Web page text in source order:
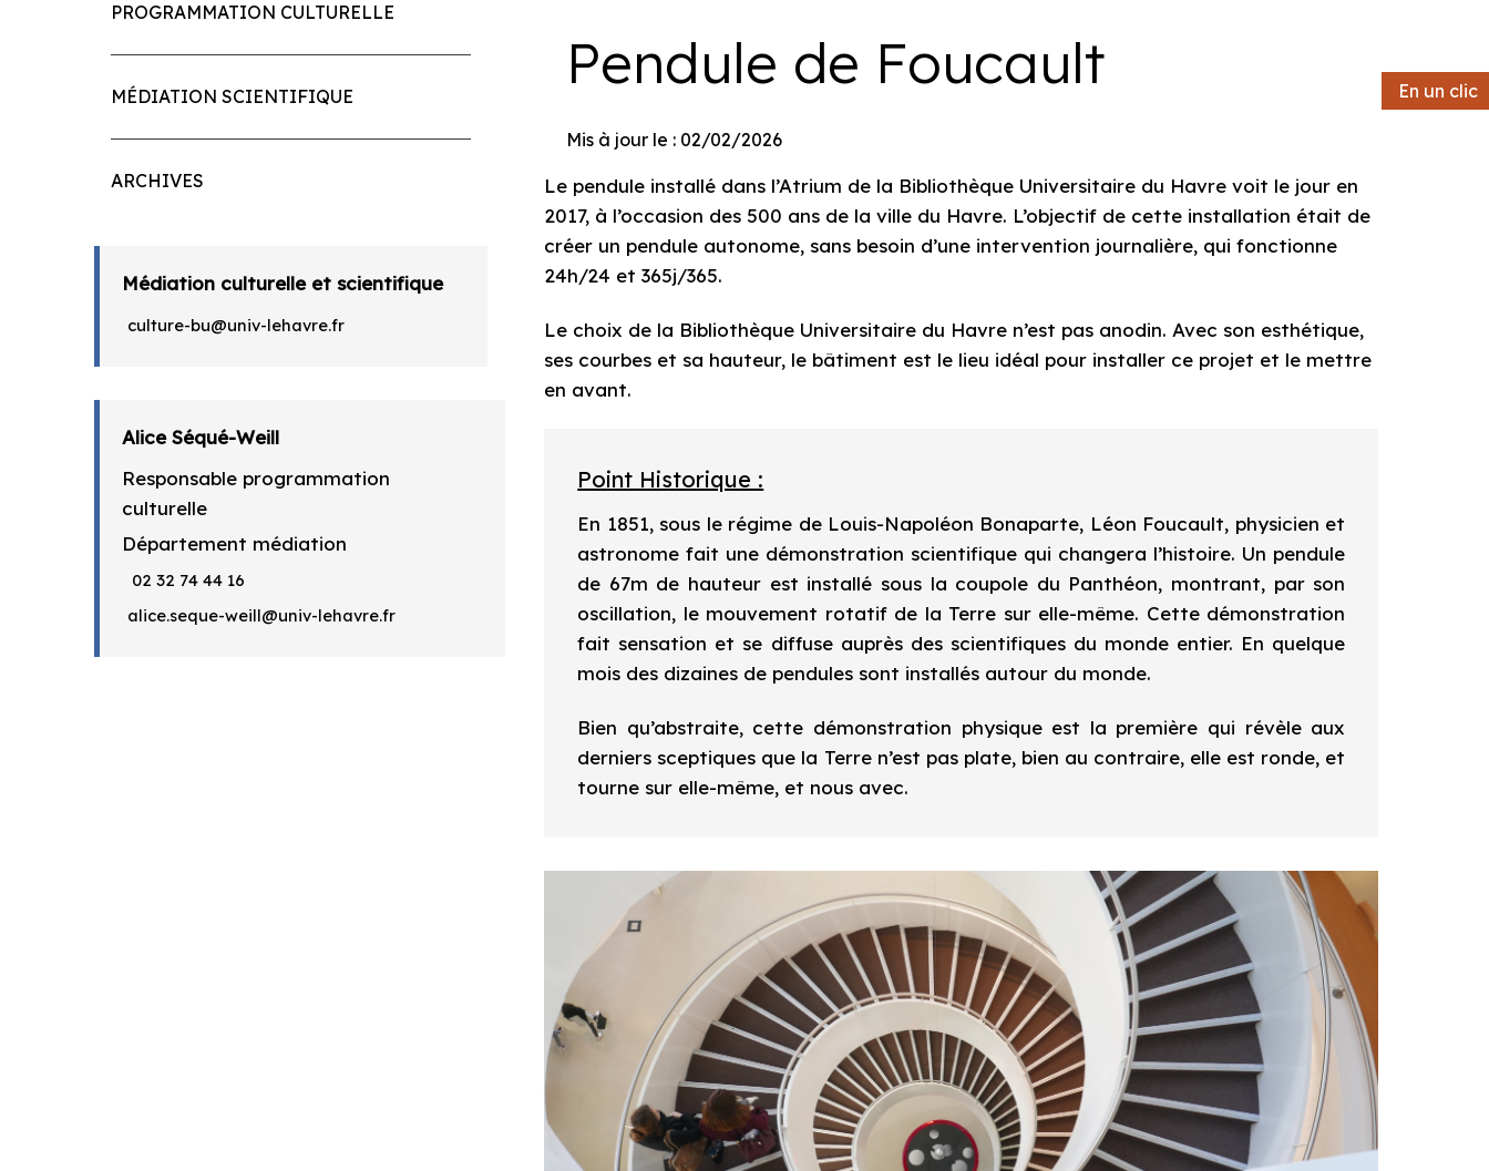
PROGRAMMATION CULTURELLE
MÉDIATION SCIENTIFIQUE
ARCHIVES
Médiation culturelle et scientifique
culture-bu@univ-lehavre.fr
Alice Séqué-Weill
Responsable programmation
culturelle
Département médiation
02 32 74 44 16
alice.seque-weill@univ-lehavre.fr
Pendule de Foucault
Mis à jour le : 02/02/2026
Le pendule installé dans l’Atrium de la Bibliothèque Universitaire du Havre voit le jour en
2017, à l’occasion des 500 ans de la ville du Havre. L’objectif de cette installation était de
créer un pendule autonome, sans besoin d’une intervention journalière, qui fonctionne
24h/24 et 365j/365.
Le choix de la Bibliothèque Universitaire du Havre n’est pas anodin. Avec son esthétique,
ses courbes et sa hauteur, le bâtiment est le lieu idéal pour installer ce projet et le mettre
en avant.
Point Historique :
En 1851, sous le régime de Louis-Napoléon Bonaparte, Léon Foucault, physicien et
astronome fait une démonstration scientifique qui changera l’histoire. Un pendule
de 67m de hauteur est installé sous la coupole du Panthéon, montrant, par son
oscillation, le mouvement rotatif de la Terre sur elle-même. Cette démonstration
fait sensation et se diffuse auprès des scientifiques du monde entier. En quelque
mois des dizaines de pendules sont installés autour du monde.
Bien qu’abstraite, cette démonstration physique est la première qui révèle aux
derniers sceptiques que la Terre n’est pas plate, bien au contraire, elle est ronde, et
tourne sur elle-même, et nous avec.
En un clic
En un clic